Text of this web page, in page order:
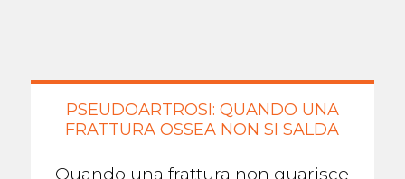
PSEUDOARTROSI: QUANDO UNA
FRATTURA OSSEA NON SI SALDA
Quando una frattura non guarisce